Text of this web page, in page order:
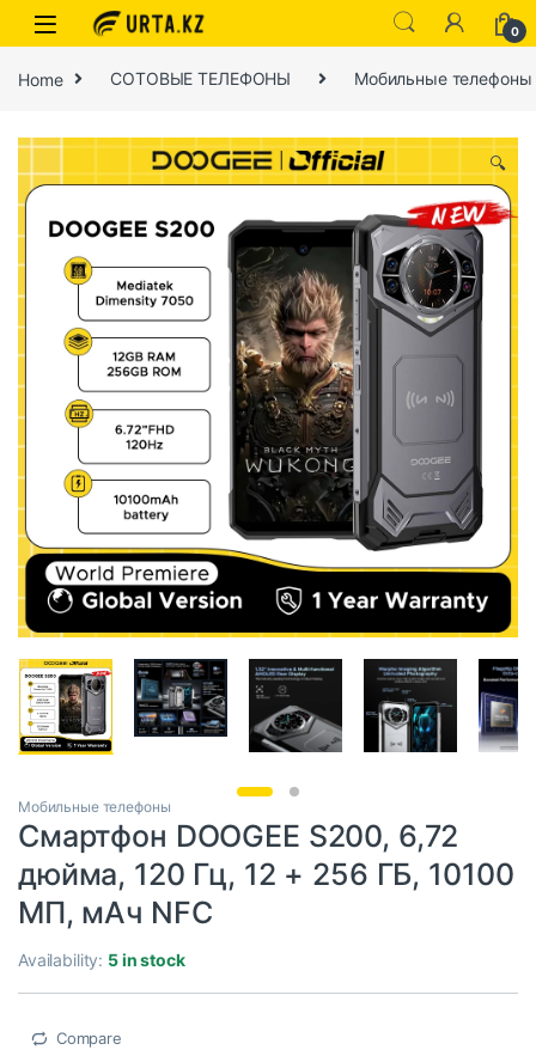
0
Home СОТОВЫЕ ТЕЛЕФОНЫ Мобильные телефоны
🔍
Мобильные телефоны
Смартфон DOOGEE S200, 6,72
дюйма, 120 Гц, 12 + 256 ГБ, 10100
МП, мАч NFC
Availability: 5 in stock
Compare